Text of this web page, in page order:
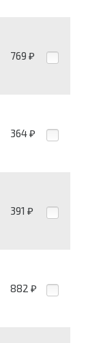
769 ₽
364 ₽
391 ₽
882 ₽